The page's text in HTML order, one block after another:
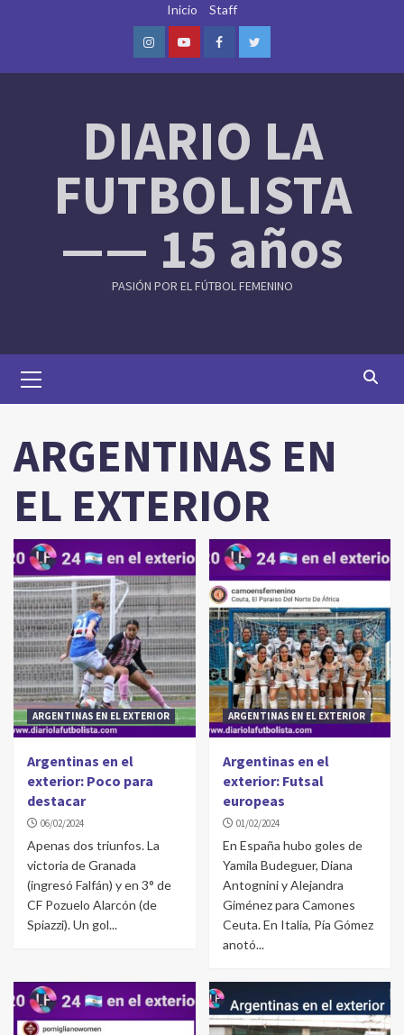
Inicio Staff
InstagramYoutubeFacebookTwitter
DIARIO LA
FUTBOLISTA
—— 15 años
PASIÓN POR EL FÚTBOL FEMENINO
Menu
ARGENTINAS EN
EL EXTERIOR
ARGENTINAS EN EL EXTERIOR
Argentinas en el
exterior: Poco para
destacar
06/02/2024
Apenas dos triunfos. La
victoria de Granada
(ingresó Falfán) y en 3° de
CF Pozuelo Alarcón (de
Spiazzi). Un gol...
ARGENTINAS EN EL EXTERIOR
Argentinas en el
exterior: Futsal
europeas
01/02/2024
En España hubo goles de
Yamila Budeguer, Diana
Antognini y Alejandra
Giménez para Camones
Ceuta. En Italia, Pía Gómez
anotó...